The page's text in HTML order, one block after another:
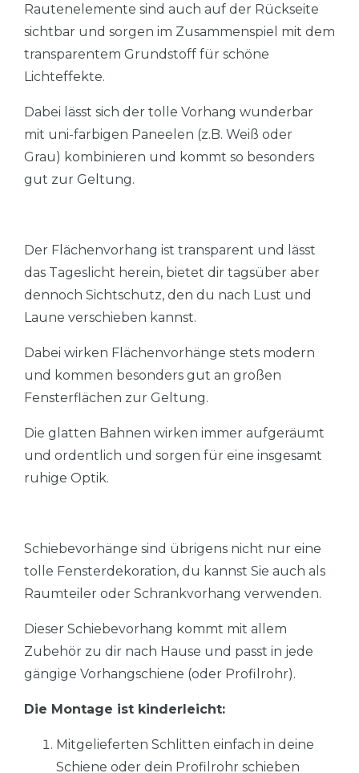
Rautenelemente sind auch auf der Rückseite
sichtbar und sorgen im Zusammenspiel mit dem
transparentem Grundstoff für schöne
Lichteffekte.
Dabei lässt sich der tolle Vorhang wunderbar
mit uni-farbigen Paneelen (z.B. Weiß oder
Grau) kombinieren und kommt so besonders
gut zur Geltung.
Der Flächenvorhang ist transparent und lässt
das Tageslicht herein, bietet dir tagsüber aber
dennoch Sichtschutz, den du nach Lust und
Laune verschieben kannst.
Dabei wirken Flächenvorhänge stets modern
und kommen besonders gut an großen
Fensterflächen zur Geltung.
Die glatten Bahnen wirken immer aufgeräumt
und ordentlich und sorgen für eine insgesamt
ruhige Optik.
Schiebevorhänge sind übrigens nicht nur eine
tolle Fensterdekoration, du kannst Sie auch als
Raumteiler oder Schrankvorhang verwenden.
Dieser Schiebevorhang kommt mit allem
Zubehör zu dir nach Hause und passt in jede
gängige Vorhangschiene (oder Profilrohr).
Die Montage ist kinderleicht:
Mitgelieferten Schlitten einfach in deine
Schiene oder dein Profilrohr schieben